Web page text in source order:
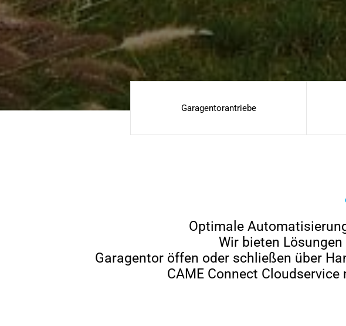
Garagentorantriebe
Optimale
Wir bieten
Garagentor öffen oder schließen über
CAME Connect